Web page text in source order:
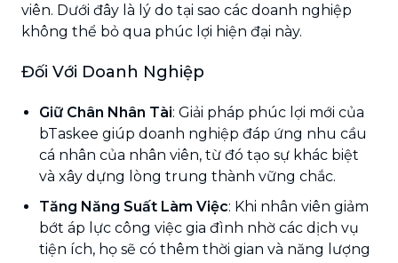
viên. Dưới đây là lý do tại sao các doanh nghiệp
không thể bỏ qua phúc lợi hiện đại này.
Đối Với Doanh Nghiệp
Giữ Chân Nhân Tài: Giải pháp phúc lợi mới của
bTaskee giúp doanh nghiệp đáp ứng nhu cầu
cá nhân của nhân viên, từ đó tạo sự khác biệt
và xây dựng lòng trung thành vững chắc.
Tăng Năng Suất Làm Việc: Khi nhân viên giảm
bớt áp lực công việc gia đình nhờ các dịch vụ
tiện ích, họ sẽ có thêm thời gian và năng lượng